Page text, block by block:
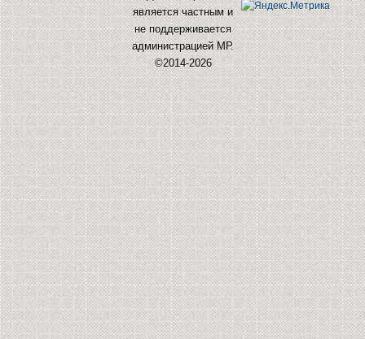
является частным и
не поддерживается
администрацией МР.
©2014-2026